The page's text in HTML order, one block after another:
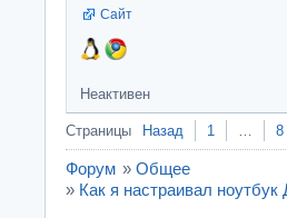
Сайт
Неактивен
Страницы Назад 1 … 8
Форум » Общее
» Как я настраивал